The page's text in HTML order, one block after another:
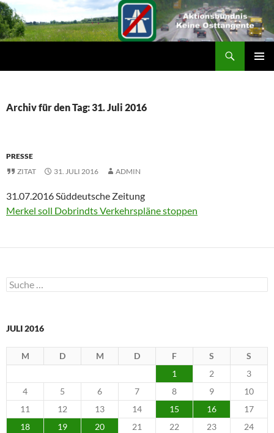
Archiv für den Tag: 31. Juli 2016
PRESSE
ZITAT
31. JULI 2016 ADMIN
31.07.2016 Süddeutsche Zeitung
Merkel soll Dobrindts Verkehrspläne stoppen
Suche
nach:
JULI 2016
M D M D F S
S
1
2
3
4
5 6 7 8 9
10
11
12 13 14 15 16
17
18
19 20 21 22 23
24